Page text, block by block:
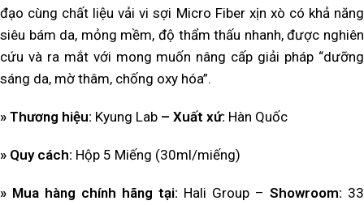
đạo cùng chất liệu vải vi sợi Micro Fiber xịn xò có khả năng
siêu bám da, mỏng mềm, độ thẩm thấu nhanh, được nghiên
cứu và ra mắt với mong muốn nâng cấp giải pháp “dưỡng
sáng da, mờ thâm, chống oxy hóa”.
» Thương hiệu: Kyung Lab – Xuất xứ: Hàn Quốc
» Quy cách: Hộp 5 Miếng (30ml/miếng)
» Mua hàng chính hãng tại: Hali Group – Showroom: 33